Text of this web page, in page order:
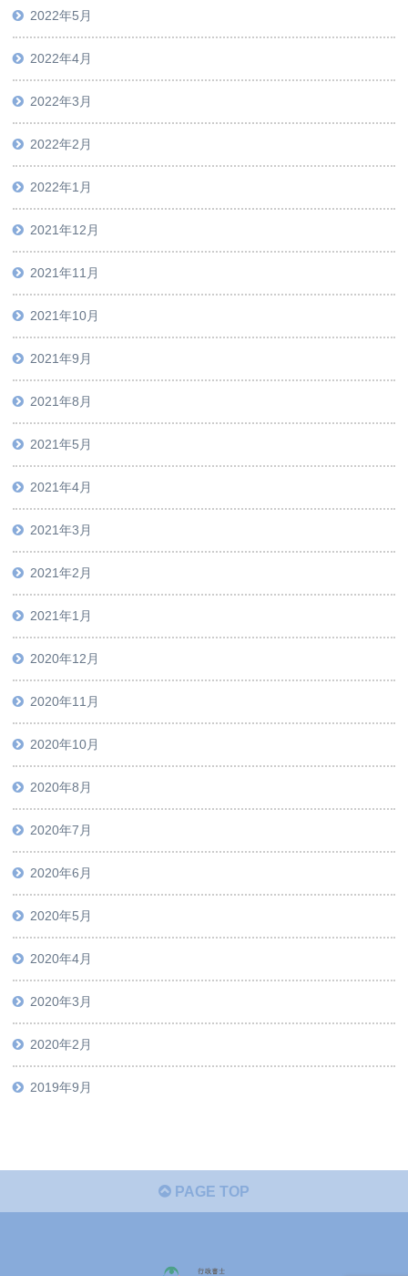
2022年5月
2022年4月
2022年3月
2022年2月
2022年1月
2021年12月
2021年11月
2021年10月
2021年9月
2021年8月
2021年5月
2021年4月
2021年3月
2021年2月
2021年1月
2020年12月
2020年11月
2020年10月
2020年8月
2020年7月
2020年6月
2020年5月
2020年4月
2020年3月
2020年2月
2019年9月
PAGE TOP